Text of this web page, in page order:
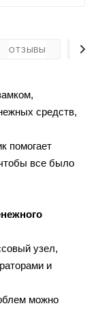
ОТЗЫВЫ
средств,
помогает
чтобы все было
узел,
и
можно